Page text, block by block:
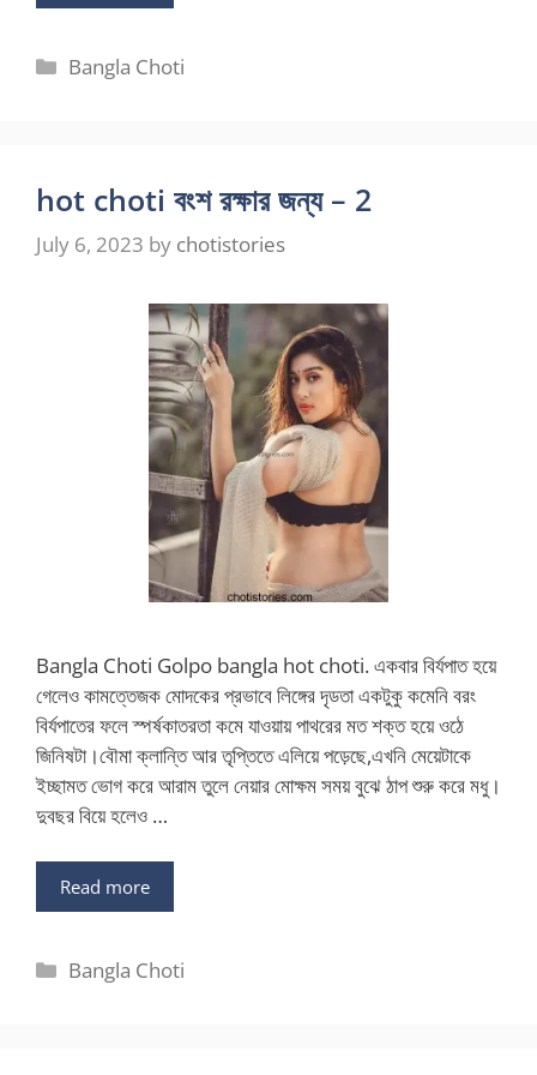
Categories
Bangla Choti
hot choti বংশ রক্ষার জন্য – 2
July 6, 2023 by chotistories
Bangla Choti Golpo bangla hot choti. একবার বির্যপাত হয়ে
গেলেও কামত্তেজক মোদকের প্রভাবে লিঙ্গের দৃডতা একটুকু কমেনি বরং
বির্যপাতের ফলে স্পর্ষকাতরতা কমে যাওয়ায় পাথরের মত শক্ত হয়ে ওঠে
জিনিষটা।বৌমা ক্লান্তি আর তৃপ্তিতে এলিয়ে পড়েছে,এখনি মেয়েটাকে
ইচ্ছামত ভোগ করে আরাম তুলে নেয়ার মোক্ষম সময় বুঝে ঠাপ শুরু করে মধু।
দুবছর বিয়ে হলেও …
Read more
Categories
Bangla Choti